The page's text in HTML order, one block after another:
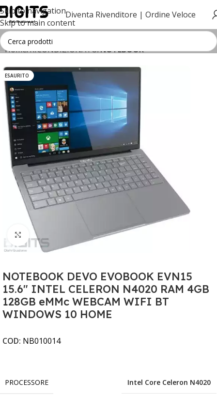
Skip to navigation
Skip to main content
Diventa Rivenditore | Ordine Veloce
Home RICONDIZIONATO NOTEBOOK
ESAURITO
Clicca per ingrandire
NOTEBOOK DEVO EVOBOOK EVN15
15.6" INTEL CELERON N4020 RAM 4GB
128GB eMMc WEBCAM WIFI BT
WINDOWS 10 HOME
COD: NB010014
PROCESSORE Intel Core Celeron N4020